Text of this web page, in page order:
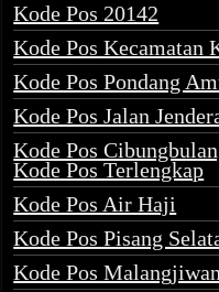
Kode Pos 20142
Kode Pos Kecamatan
Kode Pos Pondang
Kode Pos Jalan
Kode Pos
Kode Pos Terlengkap
Kode Pos Air Haji
Kode Pos Pisang
Kode Pos